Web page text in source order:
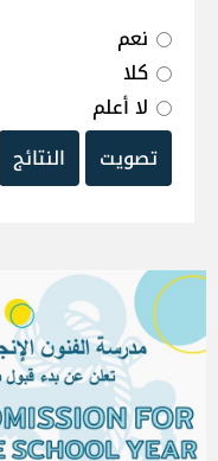
نعم
كلا
لا أعلم
تصويت
النتائج